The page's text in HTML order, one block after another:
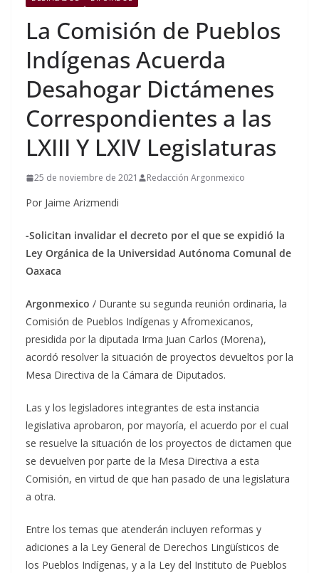
La Comisión de Pueblos
Indígenas Acuerda
Desahogar Dictámenes
Correspondientes a las
LXIII Y LXIV Legislaturas
25 de noviembre de 2021 Redacción Argonmexico
Por Jaime Arizmendi
-Solicitan invalidar el decreto por el que se expidió la
Ley Orgánica de la Universidad Autónoma Comunal de
Oaxaca
Argonmexico / Durante su segunda reunión ordinaria, la
Comisión de Pueblos Indígenas y Afromexicanos,
presidida por la diputada Irma Juan Carlos (Morena),
acordó resolver la situación de proyectos devueltos por la
Mesa Directiva de la Cámara de Diputados.
Las y los legisladores integrantes de esta instancia
legislativa aprobaron, por mayoría, el acuerdo por el cual
se resuelve la situación de los proyectos de dictamen que
se devuelven por parte de la Mesa Directiva a esta
Comisión, en virtud de que han pasado de una legislatura
a otra.
Entre los temas que atenderán incluyen reformas y
adiciones a la Ley General de Derechos Lingüísticos de
los Pueblos Indígenas, y a la Ley del Instituto de Pueblos